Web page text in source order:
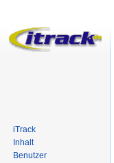
iTrack
Inhalt
Benutzer